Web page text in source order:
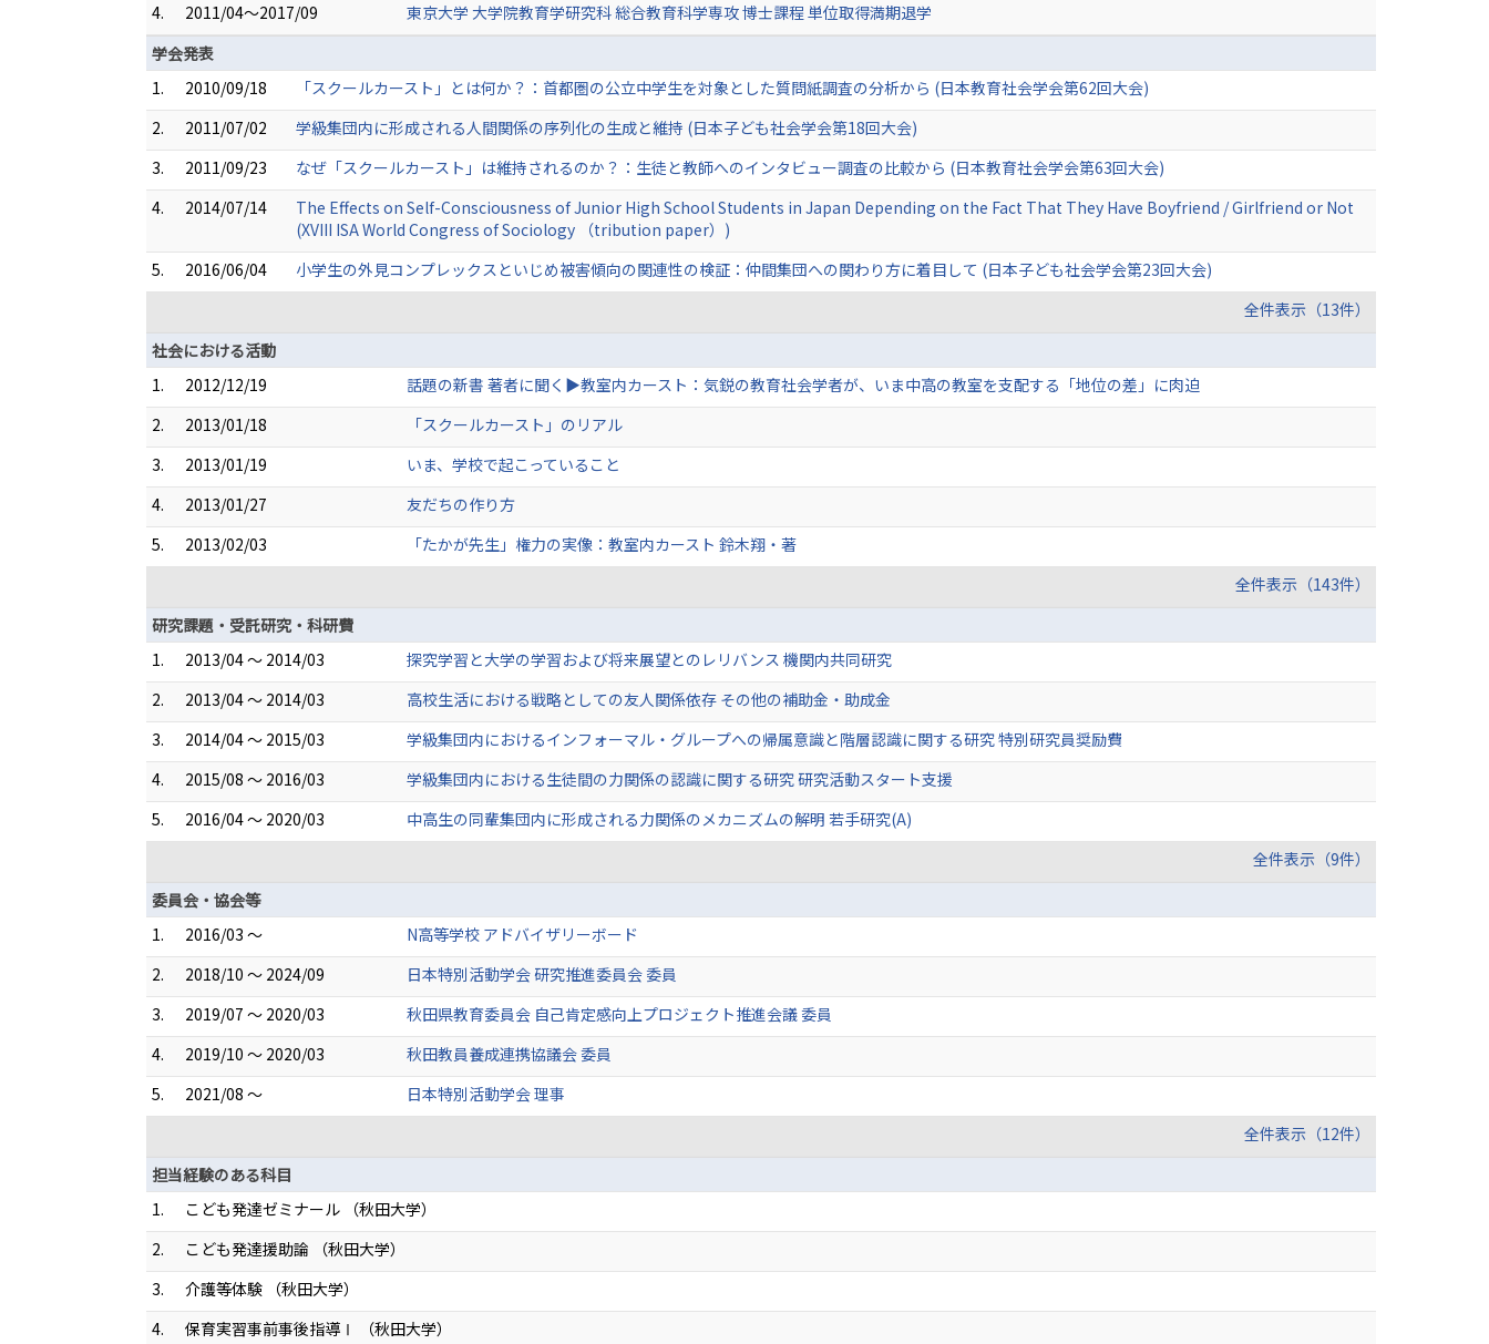
4.
2011/04～2017/09
東京大学 大学院教育学研究科 総合教育科学専攻 博士課程 単位取得満期退学
学会発表
1.
2010/09/18
「スクールカースト」とは何か？：首都圏の公立中学生を対象とした質問紙調査の分析から (日本教育社会学会第62回大会)
2.
2011/07/02
学級集団内に形成される人間関係の序列化の生成と維持 (日本子ども社会学会第18回大会)
3.
2011/09/23
なぜ「スクールカースト」は維持されるのか？：生徒と教師へのインタビュー調査の比較から (日本教育社会学会第63回大会)
4.
2014/07/14
The Effects on Self-Consciousness of Junior High School Students in Japan Depending on the Fact That They Have Boyfriend / Girlfriend or Not
(XVIII ISA World Congress of Sociology （tribution paper）)
5.
2016/06/04
小学生の外見コンプレックスといじめ被害傾向の関連性の検証：仲間集団への関わり方に着目して (日本子ども社会学会第23回大会)
全件表示（13件）
社会における活動
1.
2012/12/19
話題の新書 著者に聞く▶教室内カースト：気鋭の教育社会学者が、いま中高の教室を支配する「地位の差」に肉迫
2.
2013/01/18
「スクールカースト」のリアル
3.
2013/01/19
いま、学校で起こっていること
4.
2013/01/27
友だちの作り方
5.
2013/02/03
「たかが先生」権力の実像：教室内カースト 鈴木翔・著
全件表示（143件）
研究課題・受託研究・科研費
1.
2013/04 ～ 2014/03
探究学習と大学の学習および将来展望とのレリバンス 機関内共同研究
2.
2013/04 ～ 2014/03
高校生活における戦略としての友人関係依存 その他の補助金・助成金
3.
2014/04 ～ 2015/03
学級集団内におけるインフォーマル・グループへの帰属意識と階層認識に関する研究 特別研究員奨励費
4.
2015/08 ～ 2016/03
学級集団内における生徒間の力関係の認識に関する研究 研究活動スタート支援
5.
2016/04 ～ 2020/03
中高生の同輩集団内に形成される力関係のメカニズムの解明 若手研究(A)
全件表示（9件）
委員会・協会等
1.
2016/03 ～
N高等学校 アドバイザリーボード
2.
2018/10 ～ 2024/09
日本特別活動学会 研究推進委員会 委員
3.
2019/07 ～ 2020/03
秋田県教育委員会 自己肯定感向上プロジェクト推進会議 委員
4.
2019/10 ～ 2020/03
秋田教員養成連携協議会 委員
5.
2021/08 ～
日本特別活動学会 理事
全件表示（12件）
担当経験のある科目
1.
こども発達ゼミナール （秋田大学）
2.
こども発達援助論 （秋田大学）
3.
介護等体験 （秋田大学）
4.
保育実習事前事後指導Ⅰ （秋田大学）